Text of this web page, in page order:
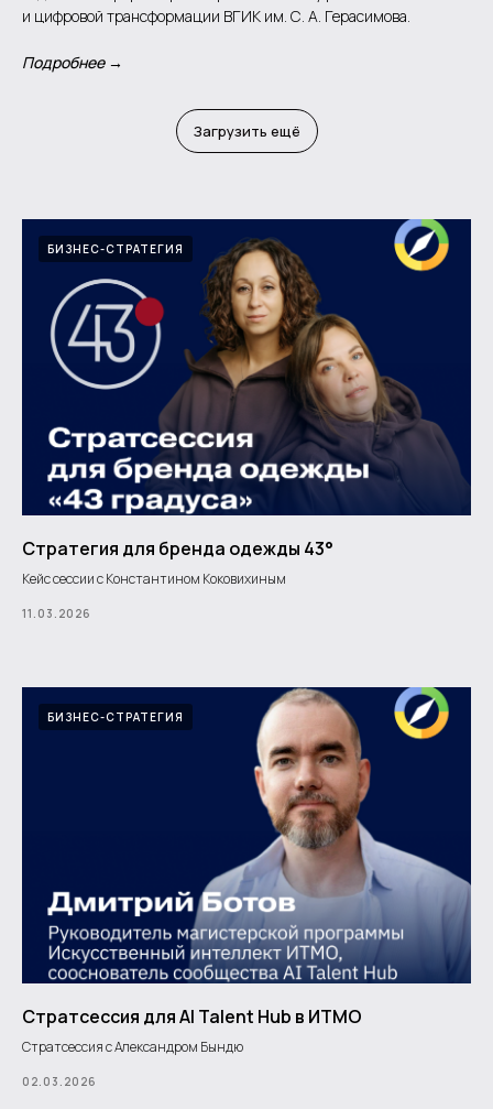
и цифровой трансформации ВГИК им. С. А. Герасимова.
Подробнее →
Загрузить ещё
БИЗНЕС-СТРАТЕГИЯ
Стратегия для бренда одежды 43°
Кейс сессии с Константином Коковихиным
11.03.2026
БИЗНЕС-СТРАТЕГИЯ
Стратсессия для AI Talent Hub в ИТМО
Стратсессия с Александром Бындю
02.03.2026